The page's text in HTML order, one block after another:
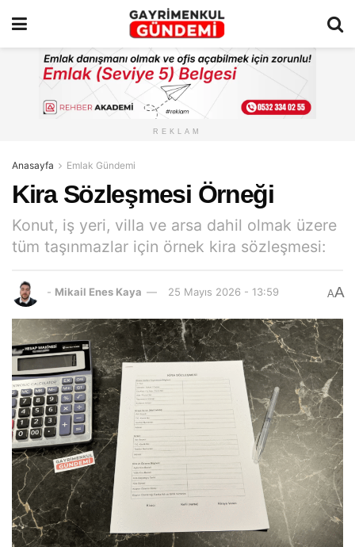
REKLAM
Anasayfa Emlak Gündemi
Kira Sözleşmesi Örneği
Konut, iş yeri, villa ve arsa dahil olmak üzere
tüm taşınmazlar için örnek kira sözleşmesi:
- Mikail Enes Kaya 25 Mayıs 2026 - 13:59 AA